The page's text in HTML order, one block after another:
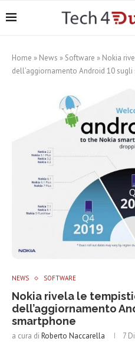
Home » News » Software » Nokia
dell’aggiornamento Android 10
NEWS SOFTWARE
Nokia rivela le
dell’aggiornamento
smartphone
a cura di Roberto Naccarella 7